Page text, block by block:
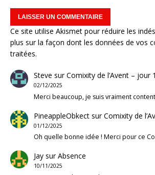
Ce site utilise Akismet pour réduire les
plus sur la façon dont les données de vos
traitées.
Steve surComixity de l’Avent – jour 1
02/12/2025
Merci beaucoup, je suis vraiment
PineappleObkectsurComixity de
01/12/2025
Oh quelle bonne idée ! Merci pour ce
JaysurAbsence
10/11/2025